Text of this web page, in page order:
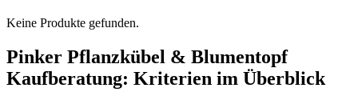
Keine Produkte gefunden.
Pinker Pflanzkübel & Blumentopf
Kaufberatung: Kriterien im Überblick